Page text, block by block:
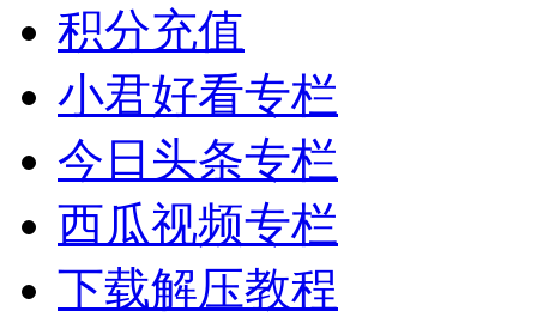
积分充值
小君好看专栏
今日头条专栏
西瓜视频专栏
下载解压教程